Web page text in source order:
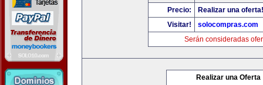
Precio:
Realizar una oferta!
Visitar!
solocompras.com
Serán consideradas
Realizar una Oferta